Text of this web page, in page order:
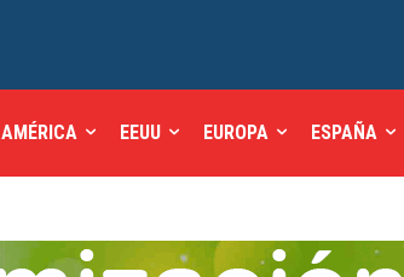
AMÉRICA EEUU EUROPA ESPAÑA